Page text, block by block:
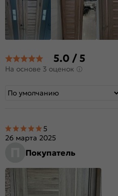
5.0 / 5
На основе 3 оценок
Покупатель
26 марта 2025
5